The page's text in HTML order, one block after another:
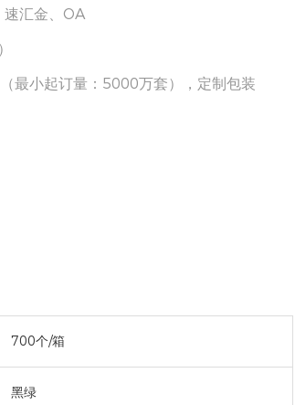
速汇金、OA
最小起订量：5000万套），定制包装
700个/箱
黑绿